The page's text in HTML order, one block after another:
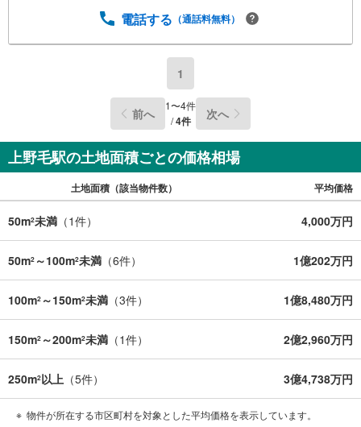
電話する （通話料無料）
1
前へ 1〜4件
/4件 次へ
上野毛駅の土地面積ごとの価格相場
土地面積（該当物件数） 平均価格
50m2未満 （1件） 4,000万円
50m2 ～100m2未満 （6件） 1億202万円
100m2 ～150m2未満 （3件） 1億8,480万円
150m2 ～200m2未満 （1件） 2億2,960万円
250m2以上 （5件） 3億4,738万円
物件が所在する市区町村を対象とした平均価格を表示しています。